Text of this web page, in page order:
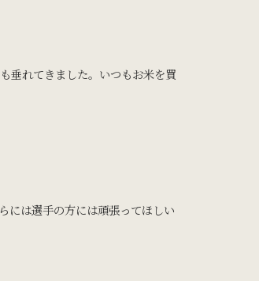
垂れてきました。いつもお米を買
には選手の方には頑張ってほしい